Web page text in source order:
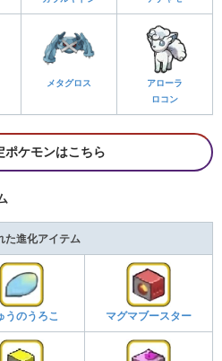
メタグロス
アローラ
ロコン
ポケモンはこちら
た進化アイテム
うのうろこ マグマブースター